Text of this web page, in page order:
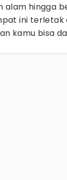
alam hingga
ini terletak
kamu bisa